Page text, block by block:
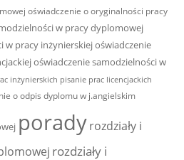
oświadczenie o oryginalności pracy
w pracy dyplomowej
w pracy inżynierskiejoświadczenie
oświadczenie samodzielności w
inżynierskich pisanie prac licencjackich
o odpis dyplomu w j.angielskim
poradyrozdziały i
rozdziały i